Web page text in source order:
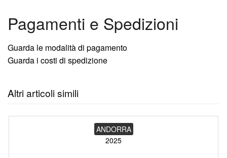
Pagamenti e Spedizioni
Guarda le modalità di pagamento
Guarda i costi di spedizione
Altri articoli simili
ANDORRA
2025